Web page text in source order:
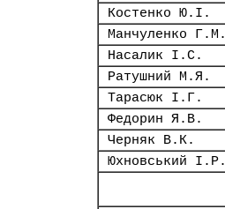
Костенко Ю.І.
Манчуленко Г.М.
Насалик І.С.
Ратушний М.Я.
Тарасюк І.Г.
Федорин Я.В.
Черняк В.К.
Юхновський І.Р.